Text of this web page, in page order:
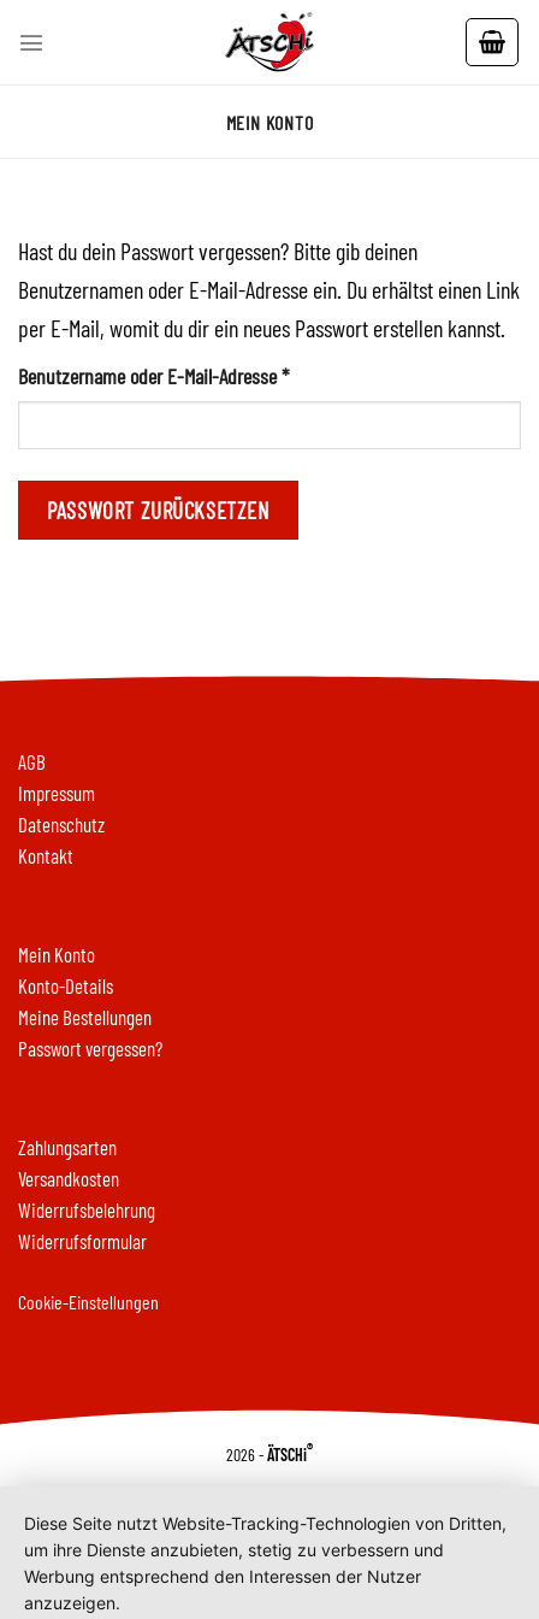
MEIN KONTO
Hast du dein Passwort vergessen? Bitte gib deinen
Benutzernamen oder E-Mail-Adresse ein. Du erhältst einen Link
per E-Mail, womit du dir ein neues Passwort erstellen kannst.
Benutzername oder E-Mail-Adresse*Erforderlich
PASSWORT ZURÜCKSETZEN
AGB
Impressum
Datenschutz
Kontakt
Mein Konto
Konto-Details
Meine Bestellungen
Passwort vergessen?
Zahlungsarten
Versandkosten
Widerrufsbelehrung
Widerrufsformular
Cookie-Einstellungen
2026 -ÄTSCHi®
Diese Seite nutzt Website-Tracking-Technologien von Dritten,
um ihre Dienste anzubieten, stetig zu verbessern und
Werbung entsprechend den Interessen der Nutzer
anzuzeigen.